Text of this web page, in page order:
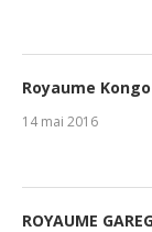
Royaume Kongo
14 mai 2016
ROYAUME